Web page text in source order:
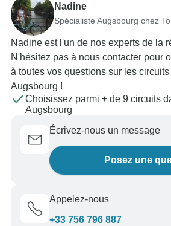
Nadine
Spécialiste Augsbourg chez
Nadine est l'un de nos experts de la
N'hésitez pas à nous contacter pour
à toutes vos questions sur les
Augsbourg !
Choisissez parmi + de 9 circuits
Augsbourg
Écrivez-nous un message
Posez une
Appelez-nous
+33 756 796 887